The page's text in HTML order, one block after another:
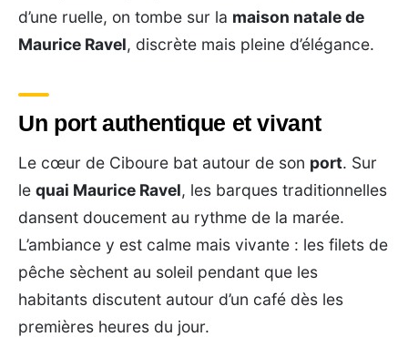
d’une ruelle, on tombe sur la maison natale de
Maurice Ravel, discrète mais pleine d’élégance.
Un port authentique et vivant
Le cœur de Ciboure bat autour de son port. Sur
le quai Maurice Ravel, les barques traditionnelles
dansent doucement au rythme de la marée.
L’ambiance y est calme mais vivante : les filets de
pêche sèchent au soleil pendant que les
habitants discutent autour d’un café dès les
premières heures du jour.